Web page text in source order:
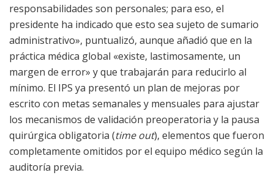
responsabilidades son personales; para eso, el
presidente ha indicado que esto sea sujeto de sumario
administrativo», puntualizó, aunque añadió que en la
práctica médica global «existe, lastimosamente, un
margen de error» y que trabajarán para reducirlo al
mínimo. El IPS ya presentó un plan de mejoras por
escrito con metas semanales y mensuales para ajustar
los mecanismos de validación preoperatoria y la pausa
quirúrgica obligatoria (time out), elementos que fueron
completamente omitidos por el equipo médico según la
auditoría previa.